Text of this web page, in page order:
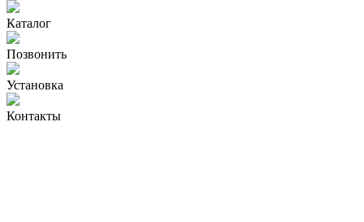
Каталог
Позвонить
Установка
Контакты